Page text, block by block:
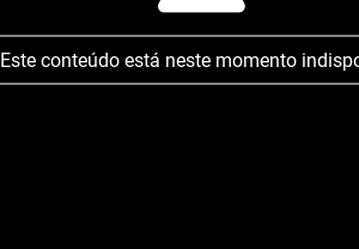
Este conteúdo está neste momento